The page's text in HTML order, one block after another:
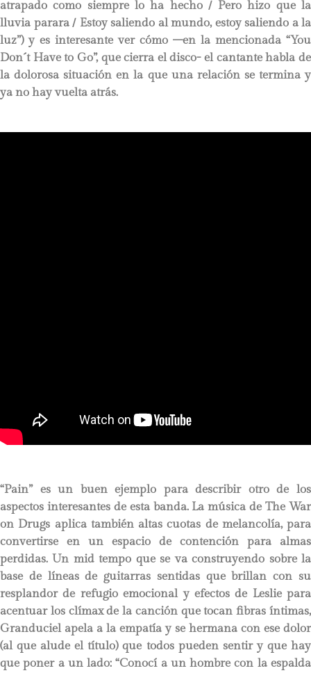
atrapado como siempre lo ha hecho / Pero hizo que la
lluvia parara / Estoy saliendo al mundo, estoy saliendo a la
luz”) y es interesante ver cómo –en la mencionada “You
Don´t Have to Go”, que cierra el disco- el cantante habla de
la dolorosa situación en la que una relación se termina y
ya no hay vuelta atrás.
“Pain” es un buen ejemplo para describir otro de los
aspectos interesantes de esta banda. La música de The War
on Drugs aplica también altas cuotas de melancolía, para
convertirse en un espacio de contención para almas
perdidas. Un mid tempo que se va construyendo sobre la
base de líneas de guitarras sentidas que brillan con su
resplandor de refugio emocional y efectos de Leslie para
acentuar los clímax de la canción que tocan fibras íntimas,
Granduciel apela a la empatía y se hermana con ese dolor
(al que alude el título) que todos pueden sentir y que hay
que poner a un lado: “Conocí a un hombre con la espalda